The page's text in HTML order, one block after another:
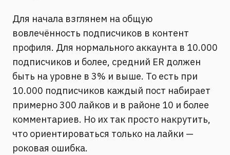
Для начала взглянем на общую
вовлечённость подписчиков в контент
профиля. Для нормального аккаунта в 10.000
подписчиков и более, средний ER должен
быть на уровне в 3% и выше. То есть при
10.000 подписчиков каждый пост набирает
примерно 300 лайков и в районе 10 и более
комментариев. Но их так просто накрутить,
что ориентироваться только на лайки —
роковая ошибка.